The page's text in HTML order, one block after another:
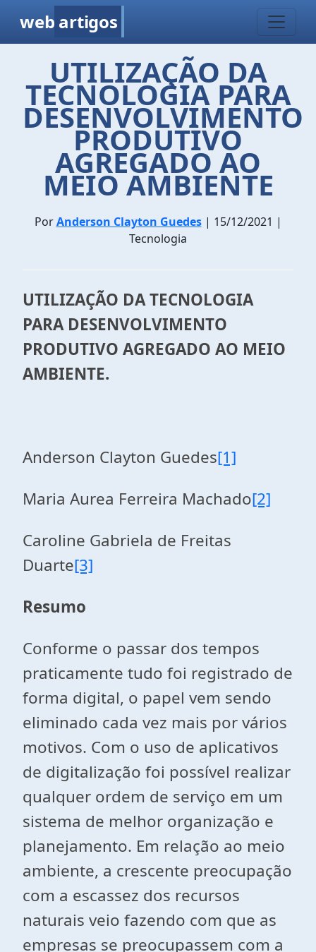
web artigos
UTILIZAÇÃO DA
TECNOLOGIA PARA
DESENVOLVIMENTO
PRODUTIVO
AGREGADO AO
MEIO AMBIENTE
PorAnderson Clayton Guedes| 15/12/2021 |
Tecnologia
UTILIZAÇÃO DA TECNOLOGIA
PARA DESENVOLVIMENTO
PRODUTIVO AGREGADO AO MEIO
AMBIENTE.
Anderson Clayton Guedes[1]
Maria Aurea Ferreira Machado[2]
Caroline Gabriela de Freitas
Duarte[3]
Resumo
Conforme o passar dos tempos
praticamente tudo foi registrado de
forma digital, o papel vem sendo
eliminado cada vez mais por vários
motivos. Com o uso de aplicativos
de digitalização foi possível realizar
qualquer ordem de serviço em um
sistema de melhor organização e
planejamento. Em relação ao meio
ambiente, a crescente preocupação
com a escassez dos recursos
naturais veio fazendo com que as
empresas se preocupassem com a